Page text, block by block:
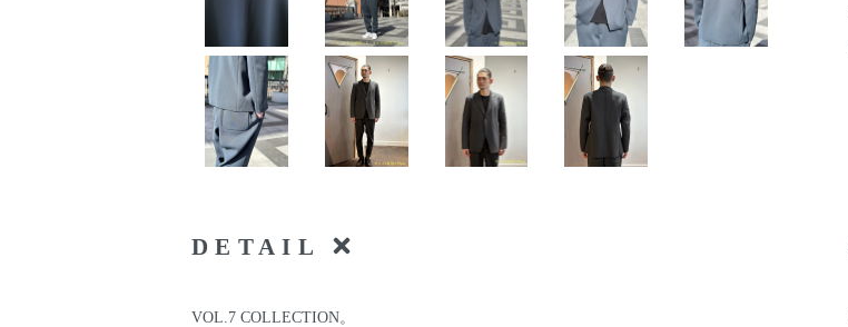
DETAIL
VOL.7 COLLECTION。